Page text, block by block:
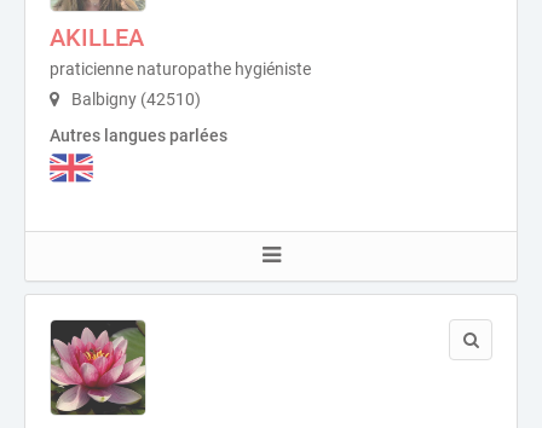
AKILLEA
praticienne naturopathe hygiéniste
Balbigny (42510)
Autres langues parlées